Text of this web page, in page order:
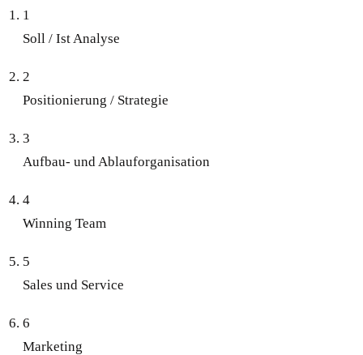
1
Soll / Ist Analyse
2
Positionierung / Strategie
3
Aufbau- und Ablauforganisation
4
Winning Team
5
Sales und Service
6
Marketing